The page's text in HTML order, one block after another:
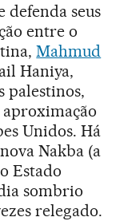
defenda seus
entre o
Mahmud
Haniya,
palestinos,
Unidos. Há
Nakba (a
Estado
sombrio
relegado.